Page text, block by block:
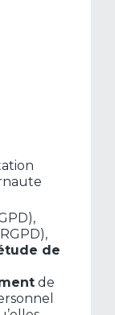
de
de